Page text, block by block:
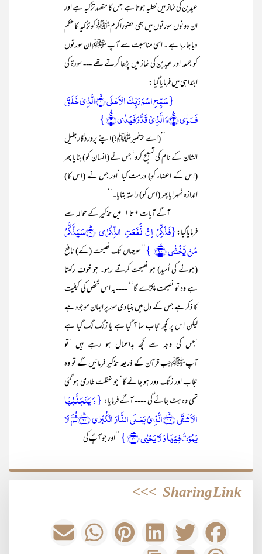
عیدین کی نماز میں خطبہ ہوتا ہے جس کا مقصد تزکیہ ہے اور
ان دونوں سورتوں میں بھی حضوراکرمﷺ کو تزکیہ کا حکم
دیا جارہا ہے ۔ اسی مناسبت سے آپ ﷺ ان سورتوں
کو جمعہ اور عیدین کی نماز میں پڑھا کرتے تھے --- سورۃ کی
ابتدا ہی میں فرمایا گیا :
{سَبِّحِ اسۡمَ رَبِّکَ الۡاَعۡلَی ۙ﴿۱﴾الَّذِیۡ خَلَقَ
فَسَوّٰی ۪ۙ﴿۲﴾وَ الَّذِیۡ قَدَّرَ فَہَدٰی ۪ۙ﴿۳﴾ }
’’(اے پیغمبرﷺ!) اپنے پروردگار جلیل
الشان کے نام کی تسبیح کرو‘ جس نے (انسان کو) بنایا پھر
(اس کے اعضاء کو) درست کیا ‘اور جس نے (اس کا)
اندازہ ٹھہرایا پھر (اس کو) راستہ بتایا۔‘‘
آگے آیات ۹ تا ۱۱ میں تذکیر کے حوالہ سے
فرمایاگیا:
{فَذَکِّرۡ اِنۡ نَّفَعَتِ الذِّکۡرٰی ؕ﴿۹﴾سَیَذَّکَّرُ
مَنۡ یَّخۡشٰی ﴿ۙ۱۰﴾ }
’’سو جہاں تک نصیحت (کے) نافع
(ہونے کی اُمید) ہو نصیحت کرتے رہو۔ جو خوف رکھتا
ہے وہ تو نصیحت پکڑے گا‘‘ ----یہ اس شخص کی کیفیت
کا ذکر ہے جس کے دل میں بنیادی طور پر ایمان موجود ہے
لیکن اس پر کچھ حجاب سا آ گیا ہے یا زنگ لگ گیا ہے
‘جس کی وجہ سے کچھ بداعمال ہو رہے ہیں ‘تو
آپﷺجب قرآن کے ذریعہ تذکیر فرمائیں گے تو وہ
حجاب اور زنگ دور ہو جائے گا‘ جو غفلت طاری ہو گئی
تھی وہ ہٹ جائے گی ---- آگے فرمایا:{ وَ یَتَجَنَّبُہَا
الۡاَشۡقَی ﴿ۙ۱۱﴾الَّذِیۡ یَصۡلَی النَّارَ الۡکُبۡرٰی ﴿ۚ۱۲﴾ثُمَّ لَا
یَمُوۡتُ فِیۡہَا وَ لَا یَحۡیٰی ﴿ؕ۱۳﴾ }
’’اور جو آپؐ کی
Sharing Link
>>>